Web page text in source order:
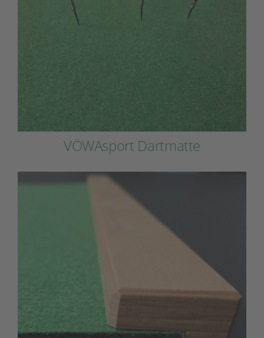
VÖWAsport Dartmatte